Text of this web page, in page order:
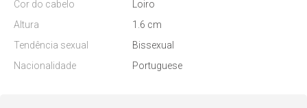
Cor do cabelo
Loiro
Altura
1.6 cm
Tendência sexual
Bissexual
Nacionalidade
Portuguese